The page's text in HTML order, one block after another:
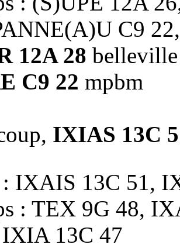
C9
12A 28 belleville
C9 22 mpbm
IXIAS 13C
: IXAIS 13C 51,
: TEX 9G 48,
13C 47